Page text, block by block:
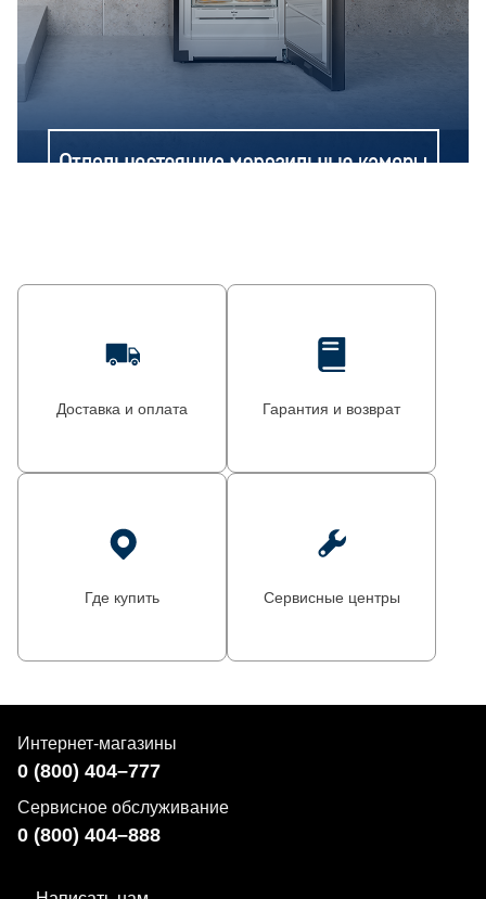
Доставка и оплата Гарантия и возврат
Где купить Сервисные центры
Интернет-магазины
0 (800) 404–777
Сервисное обслуживание
0 (800) 404–888